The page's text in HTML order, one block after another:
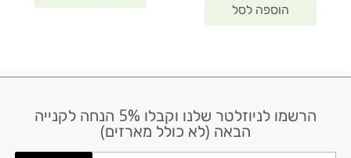
הרשמו לניוזלטר שלנו וקבלו 5% הנחה לקנייה
הבאה (לא כולל מארזים)
דוא׳׳ל